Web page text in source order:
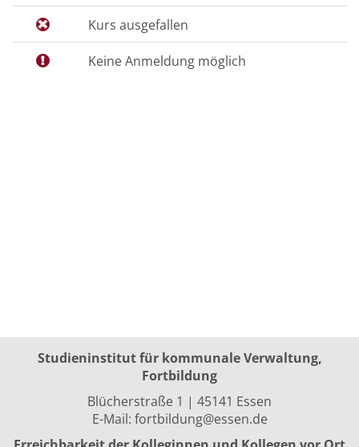
Kurs ausgefallen
Keine Anmeldung möglich
Studieninstitut für kommunale Verwaltung,
Fortbildung
Blücherstraße 1 | 45141 Essen
E-Mail: fortbildung@essen.de